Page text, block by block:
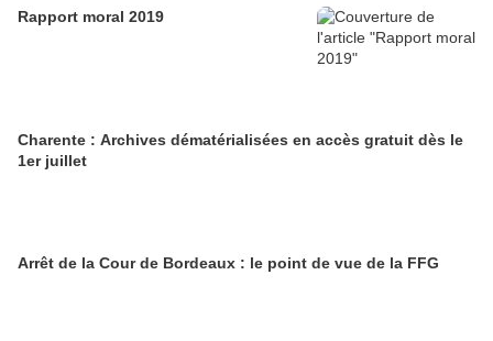
Rapport moral 2019
Charente : Archives dématérialisées en accès gratuit dès le
1er juillet
Arrêt de la Cour de Bordeaux : le point de vue de la FFG